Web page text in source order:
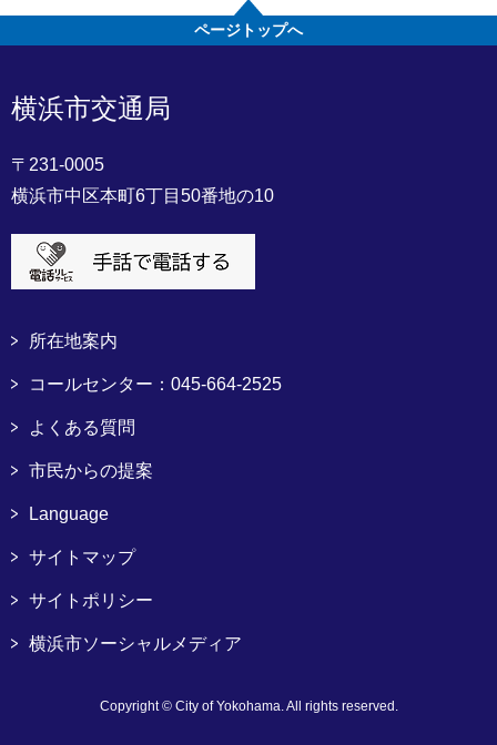
ページトップへ
横浜市交通局
〒231-0005
横浜市中区本町6丁目50番地の10
所在地案内
コールセンター：045-664-2525
よくある質問
市民からの提案
Language
サイトマップ
サイトポリシー
横浜市ソーシャルメディア
Copyright © City of Yokohama. All rights reserved.